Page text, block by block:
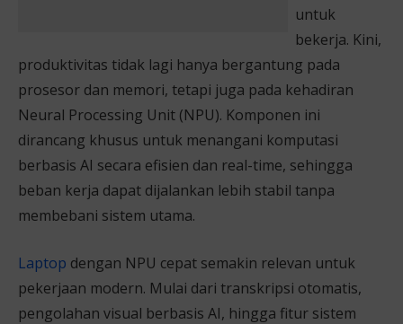
untuk
bekerja. Kini,
produktivitas tidak lagi hanya bergantung pada
prosesor dan memori, tetapi juga pada kehadiran
Neural Processing Unit (NPU). Komponen ini
dirancang khusus untuk menangani komputasi
berbasis AI secara efisien dan real-time, sehingga
beban kerja dapat dijalankan lebih stabil tanpa
membebani sistem utama.
Laptop dengan NPU cepat semakin relevan untuk
pekerjaan modern. Mulai dari transkripsi otomatis,
pengolahan visual berbasis AI, hingga fitur sistem